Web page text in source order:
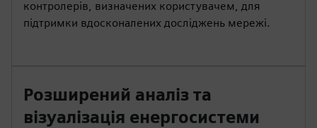
контролерів, визначених користувачем, для
підтримки вдосконалених досліджень мережі.
Розширений аналіз та
візуалізація енергосистеми